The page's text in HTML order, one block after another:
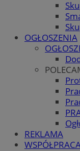
OGŁOSZENIA
REKLAMA